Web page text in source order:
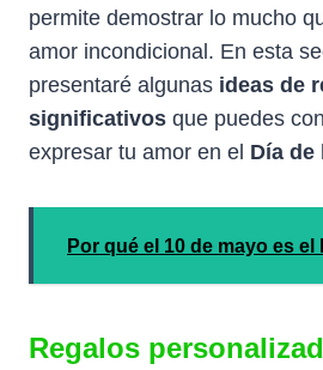
permite demostrar lo mucho
amor incondicional. En esta
presentaré algunas ideas de
significativos que puedes
expresar tu amor en el Día de
Por qué el 10 de mayo es el
Regalos